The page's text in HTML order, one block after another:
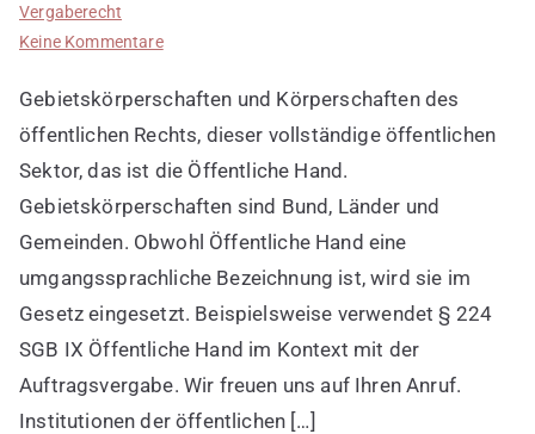
Vergaberecht
Keine Kommentarezu
Hand
ist
umgangssprachlich
Gebietskörperschaften und Körperschaften des
öffentlichen Rechts, dieser vollständige öffentlichen
Sektor, das ist die Öffentliche Hand.
Gebietskörperschaften sind Bund, Länder und
Gemeinden. Obwohl Öffentliche Hand eine
umgangssprachliche Bezeichnung ist, wird sie im
Gesetz eingesetzt. Beispielsweise verwendet § 224
SGB IX Öffentliche Hand im Kontext mit der
Auftragsvergabe. Wir freuen uns auf Ihren Anruf.
Institutionen der öffentlichen […]